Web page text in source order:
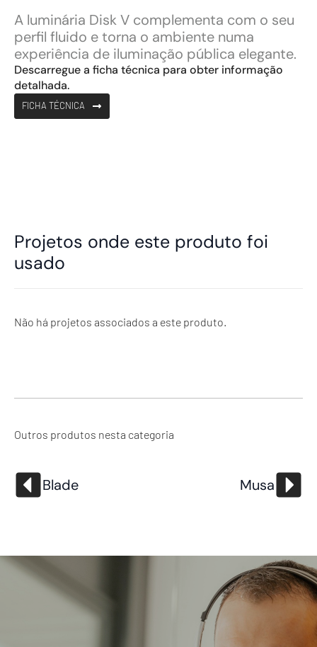
A luminária Disk V complementa com o seu
perfil fluido e torna o ambiente numa
experiência de iluminação pública elegante.
Descarregue a ficha técnica para obter informação
detalhada.
FICHA TÉCNICA
Projetos onde este produto foi
usado
Não há projetos associados a este produto.
Outros produtos nesta categoria
Blade Musa